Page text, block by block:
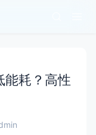
能耗？高性